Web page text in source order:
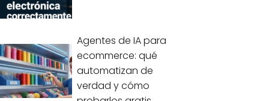
Agentes de IA para
ecommerce: qué
automatizan de
verdad y cómo